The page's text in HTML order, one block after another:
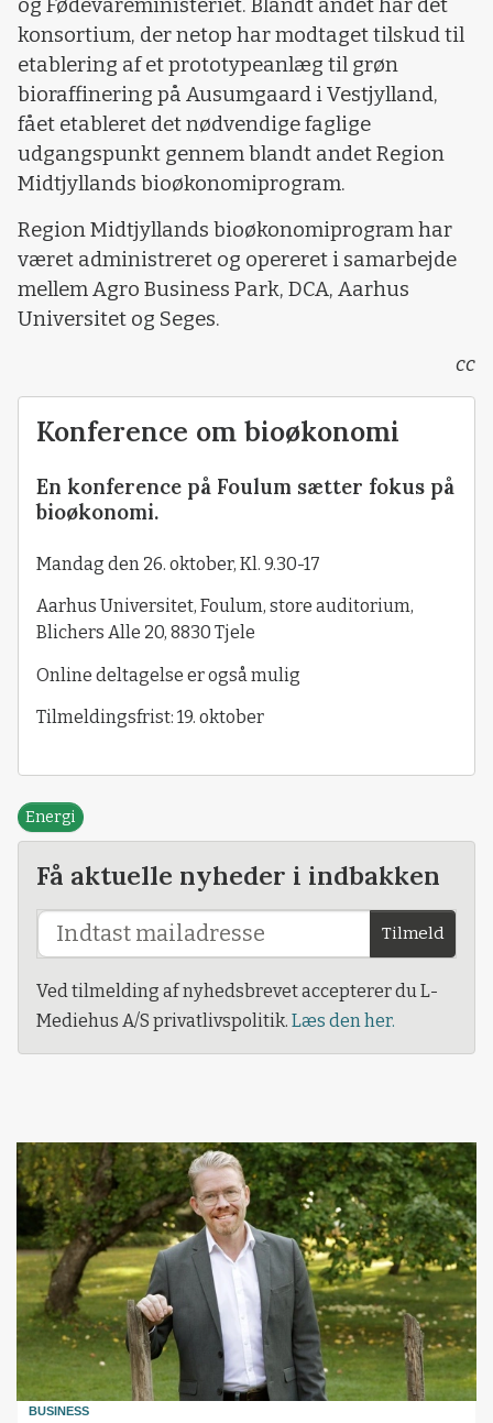
og Fødevareministeriet. Blandt andet har det
konsortium, der netop har modtaget tilskud til
etablering af et prototypeanlæg til grøn
bioraffinering på Ausumgaard i Vestjylland,
fået etableret det nødvendige faglige
udgangspunkt gennem blandt andet Region
Midtjyllands bioøkonomiprogram.
Region Midtjyllands bioøkonomiprogram har
været administreret og opereret i samarbejde
mellem Agro Business Park, DCA, Aarhus
Universitet og Seges.
cc
Konference om bioøkonomi
En konference på Foulum sætter fokus på
bioøkonomi.
Mandag den 26. oktober, Kl. 9.30-17
Aarhus Universitet, Foulum, store auditorium,
Blichers Alle 20, 8830 Tjele
Online deltagelse er også mulig
Tilmeldingsfrist: 19. oktober
Energi
Få aktuelle nyheder i indbakken
Tilmeld
Ved tilmelding af nyhedsbrevet accepterer du L-
Mediehus A/S privatlivspolitik. Læs den her.
BUSINESS